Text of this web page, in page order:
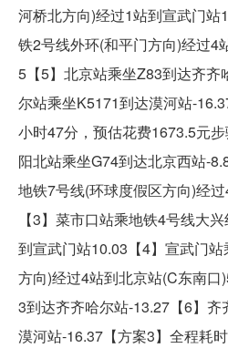
河桥北方向)经过1站到宣武门
铁2号线外环(和平门方向)经过4
5【5】北京站乘坐Z83到达齐齐
尔站乘坐K5171到达漠河站-
小时47分，预估花费1673.5元
阳北站乘坐G74到达北京西站-
地铁7号线(环球度假区方向)经
【3】菜市口站乘地铁4号线大
到宣武门站10.03【4】宣武门
方向)经过4站到北京站(C东南
3到达齐齐哈尔站-13.27【6】
漠河站-16.37【方案3】全程耗